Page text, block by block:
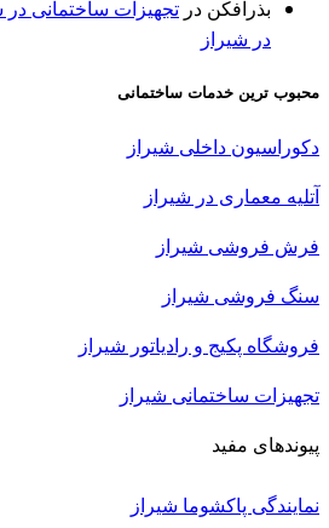
بذرافكن در تجهیزات ساختمانی در
در شیراز
محبوب ترین خدمات ساختمانی
دکوراسیون داخلی شیراز
آتلیه معماری در شیراز
فرش فروشی شیراز
سنگ فروشی شیراز
فروشگاه پکیج و رادیاتور شیراز
تجهیزات ساختمانی شیراز
پیوندهای مفید
نمایندگی پاکشوما شیراز